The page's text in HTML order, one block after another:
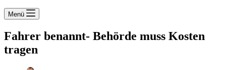
Menü
Fahrer benannt- Behörde muss Kosten
tragen